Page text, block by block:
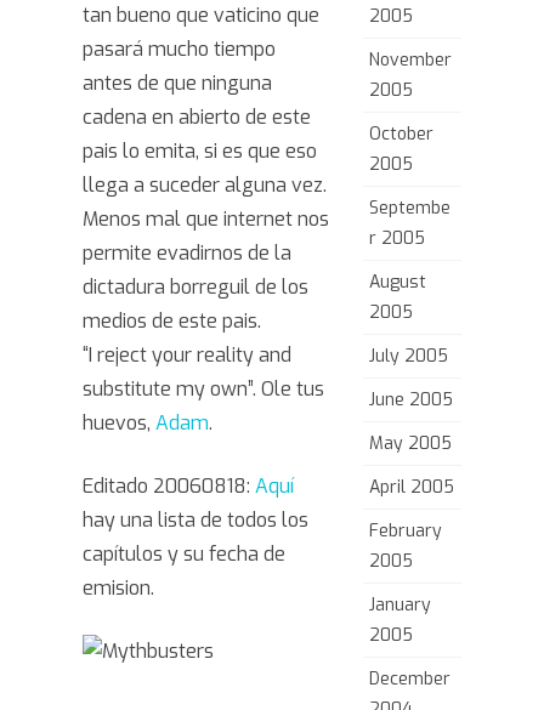
tan bueno que vaticino que
pasará mucho tiempo
antes de que ninguna
cadena en abierto de este
pais lo emita, si es que eso
llega a suceder alguna vez.
Menos mal que internet nos
permite evadirnos de la
dictadura borreguil de los
medios de este pais.
“I reject your reality and
substitute my own”. Ole tus
huevos, Adam.
Editado 20060818: Aquí
hay una lista de todos los
capítulos y su fecha de
emision.
2005
November
2005
October
2005
Septembe
r 2005
August
2005
July 2005
June 2005
May 2005
April 2005
February
2005
January
2005
December